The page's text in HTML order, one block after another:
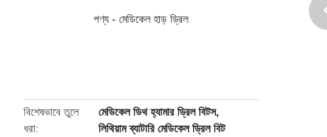
পণ্য - মেডিকেল হাড় ড্রিল
বিশেষভাবে তুলে
ধরা
মেডিকেল ডিথ হ্যামার ড্রিল বিটস,
লিথিয়াম ব্যাটারি মেডিকেল ড্রিল বিট